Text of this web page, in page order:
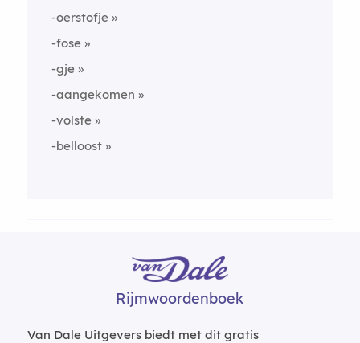
-oerstofje
-fose
-gje
-aangekomen
-volste
-belloost
Rijmwoordenboek
Van Dale Uitgevers biedt met dit gratis